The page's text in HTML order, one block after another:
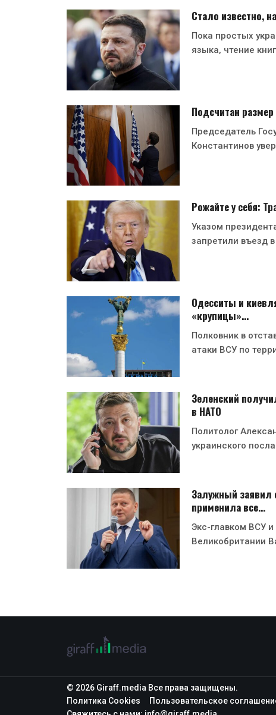
Стало известно,
Пока простых
языка, чтение
Подсчитан
Председатель
Константинов
Рожайте у себя:
Указом
запретили въезд
Одесситы и
«крупицы»…
Полковник в
атаки ВСУ по
Зеленский
в НАТО
Политолог
украинского
Залужный заявил
применила все…
Экс-главком ВСУ
Великобритании
© 2026 Giraff.media Все права защищены.
Политика Cookies
Пользовательское